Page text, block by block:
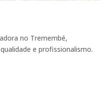
no Tremembé,
e profissionalismo.